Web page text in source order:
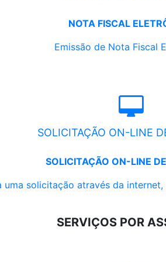
NOTA FISCAL
Emissão de Nota Fiscal
SOLICITAÇÃO ON-LINE
SOLICITAÇÃO ON-LINE
uma solicitação através da
SERVIÇOS POR